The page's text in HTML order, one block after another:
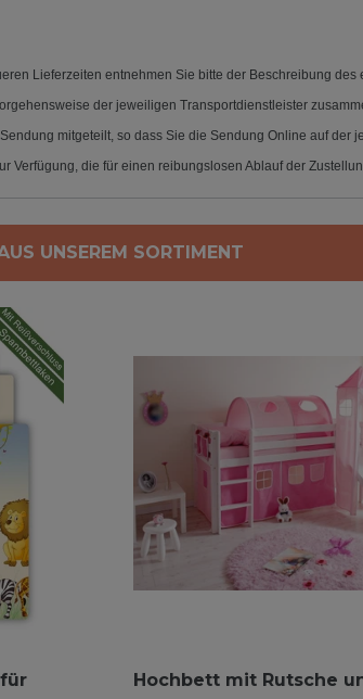
Lieferzeiten entnehmen Sie bitte der Beschreibung
der jeweiligen Transportdienstleister
mitgeteilt, so dass Sie die Sendung Online auf
Verfügung, die für einen reibungslosen Ablauf der
UNSEREM SORTIMENT
Hochbett mit Rutsche